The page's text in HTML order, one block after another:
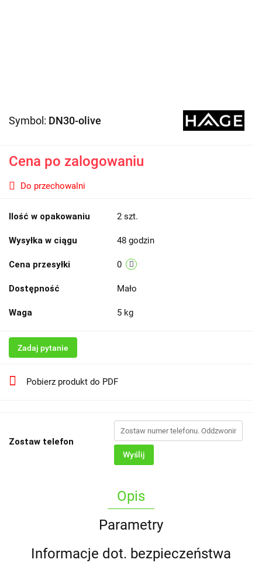
Symbol: DN30-olive
Cena po zalogowaniu
Do przechowalni
Ilość w opakowaniu 2 szt.
Wysyłka w ciągu 48 godzin
Cena przesyłki 0
Dostępność Mało
Waga 5 kg
Zadaj pytanie
Pobierz produkt do PDF
Zostaw telefon
Wyślij
Opis
Parametry
Informacje dot. bezpieczeństwa